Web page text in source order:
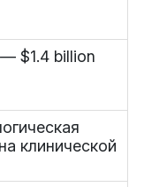
$1.4 billion
клинической